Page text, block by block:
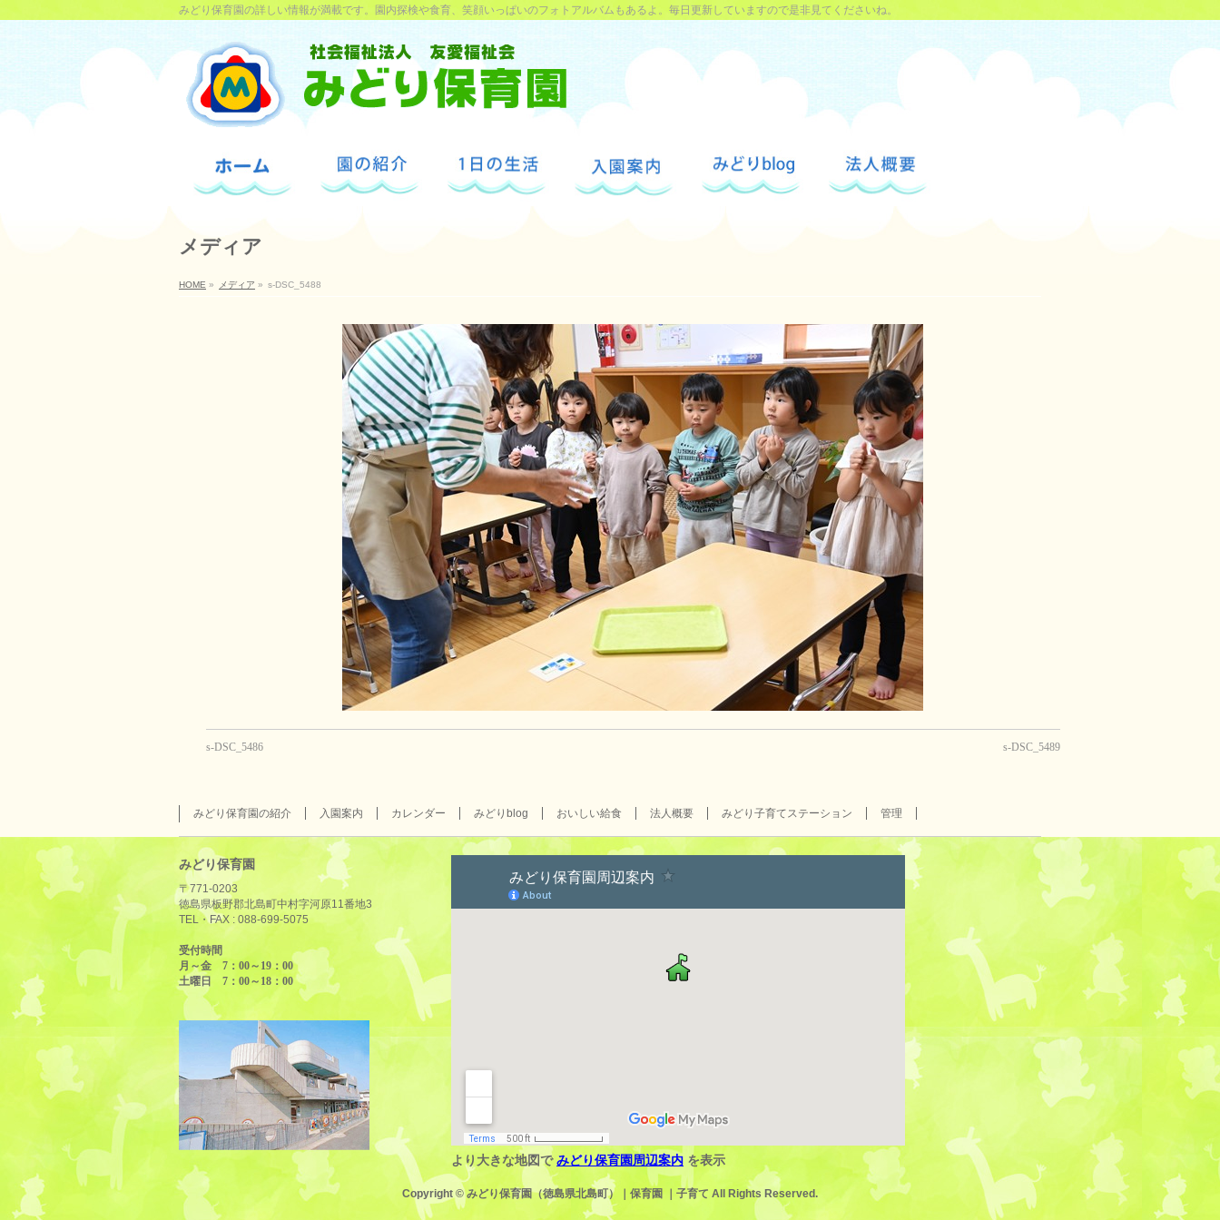
みどり保育園の詳しい情報が満載です。園内探検や食育、笑顔いっぱいのフォトアルバムもあるよ。毎日更新していますので是非見てくださいね。
メディア
HOME » メディア » s-DSC_5488
s-DSC_5486 s-DSC_5489
みどり保育園の紹介 入園案内 カレンダー みどりblog おいしい給食 法人概要 みどり子育てステーション 管理
みどり保育園
〒771-0203
徳島県板野郡北島町中村字河原11番地3
TEL・FAX : 088-699-5075
受付時間
月～金 7：00～19：00
土曜日 7：00～18：00
より大きな地図で みどり保育園周辺案内 を表示
Copyright ©みどり保育園（徳島県北島町）｜保育園 ｜子育て All Rights Reserved.